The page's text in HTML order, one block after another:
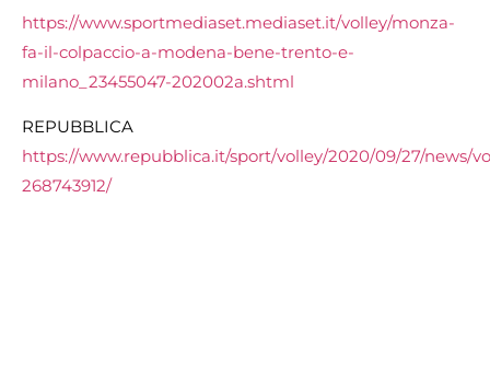
https://www.sportmediaset.mediaset.it/volley/monza-
fa-il-colpaccio-a-modena-bene-trento-e-
milano_23455047-202002a.shtml
REPUBBLICA
https://www.repubblica.it/sport/volley/2020/09/27/news/
268743912/